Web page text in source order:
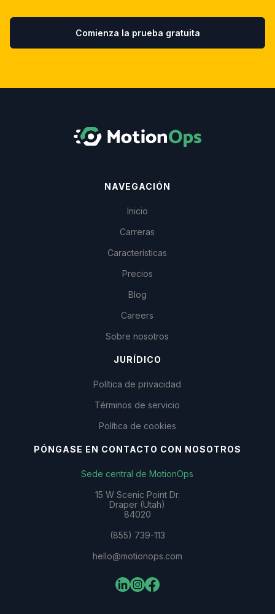
Comienza la prueba gratuita
NAVEGACIÓN
Inicio
Carreras
Características
Precios
Blog
Careers
Sobre nosotros
JURÍDICO
Política de privacidad
Términos de servicio
Política de cookies
PÓNGASE EN CONTACTO CON NOSOTROS
Sede central de MotionOps
15 W Scenic Point Dr.
Draper (Utah)
84020
(855) 739-113
hello@motionops.com